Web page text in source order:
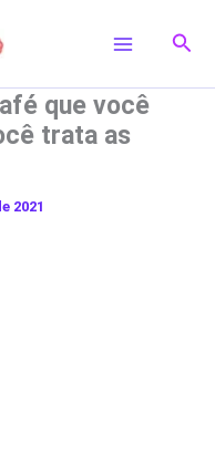
que você
trata as
2021